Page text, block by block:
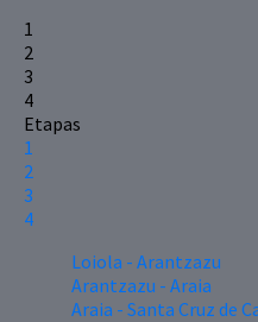
1
2
3
4
Etapas
1
2
3
4
Loiola - Arantzazu
Arantzazu - Araia
Araia - Santa Cruz de